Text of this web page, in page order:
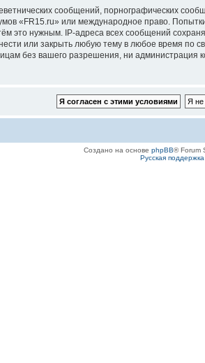
сообщений, порнографических
«FR15.ru» или международное право.
это нужным. IP-адреса всех сообщений
или закрыть любую тему в любое время по
без вашего разрешения, ни администрация
Создано на основе phpBB® Forum
Русская